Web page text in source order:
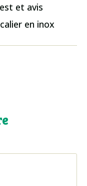
et avis
en inox